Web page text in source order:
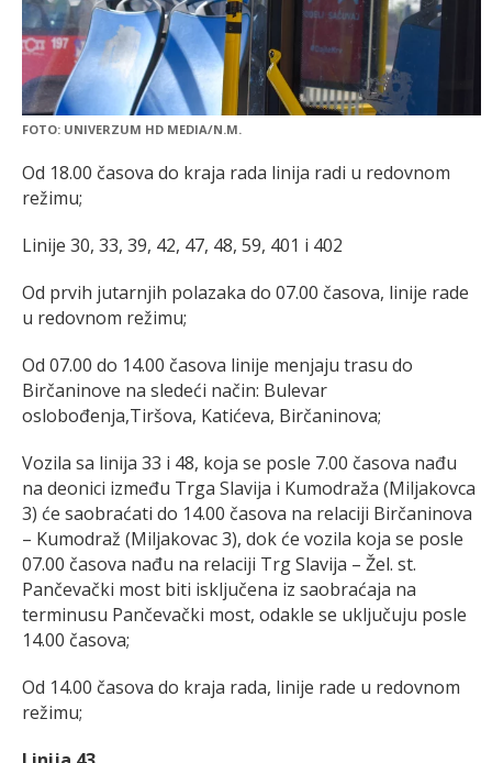
FOTO: UNIVERZUM HD MEDIA/N.M.
Od 18.00 časova do kraja rada linija radi u redovnom
režimu;
Linije 30, 33, 39, 42, 47, 48, 59, 401 i 402
Od prvih jutarnjih polazaka do 07.00 časova, linije rade
u redovnom režimu;
Od 07.00 do 14.00 časova linije menjaju trasu do
Birčaninove na sledeći način: Bulevar
oslobođenja,Tiršova, Katićeva, Birčaninova;
Vozila sa linija 33 i 48, koja se posle 7.00 časova nađu
na deonici između Trga Slavija i Kumodraža (Miljakovca
3) će saobraćati do 14.00 časova na relaciji Birčaninova
– Kumodraž (Miljakovac 3), dok će vozila koja se posle
07.00 časova nađu na relaciji Trg Slavija – Žel. st.
Pančevački most biti isključena iz saobraćaja na
terminusu Pančevački most, odakle se uključuju posle
14.00 časova;
Od 14.00 časova do kraja rada, linije rade u redovnom
režimu;